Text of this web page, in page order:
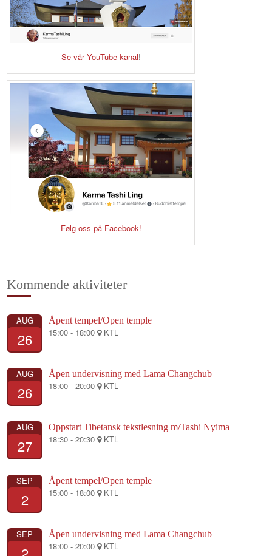
Se vår YouTube-kanal!
Følg oss på Facebook!
Kommende aktiviteter
AUG
26
Åpent tempel/Open temple
15:00 - 18:00 KTL
AUG
26
Åpen undervisning med Lama Changchub
18:00 - 20:00 KTL
AUG
27
Oppstart Tibetansk tekstlesning m/Tashi Nyima
18:30 - 20:30 KTL
SEP
2
Åpent tempel/Open temple
15:00 - 18:00 KTL
SEP Åpen undervisning med Lama Changchub
18:00 - 20:00 KTL